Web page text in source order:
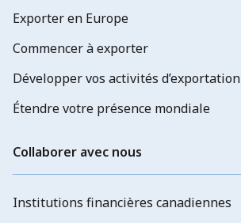
Exporter en Europe
Commencer à exporter
Développer vos activités d’exportation
Étendre votre présence mondiale
Collaborer avec nous
Institutions financières canadiennes